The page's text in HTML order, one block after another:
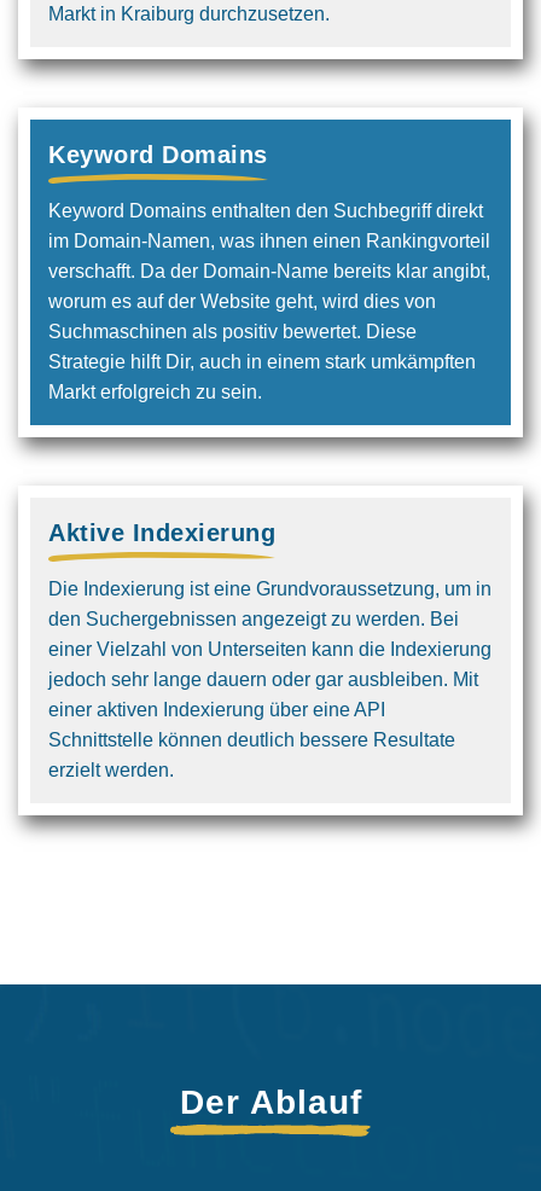
Markt in Kraiburg durchzusetzen.
Keyword Domains
Keyword Domains enthalten den Such­begriff direkt
im Domain-Namen, was ihnen einen Rankingvorteil
verschafft. Da der Domain-Name bereits klar angibt,
worum es auf der Website geht, wird dies von
Suchmaschinen als positiv bewertet. Diese
Strategie hilft Dir, auch in einem stark umkämpften
Markt erfolgreich zu sein.
Aktive Indexierung
Die Indexierung ist eine Grundvoraus­setzung, um in
den Suchergebnissen angezeigt zu werden. Bei
einer Vielzahl von Unterseiten kann die Indexierung
jedoch sehr lange dauern oder gar ausbleiben. Mit
einer aktiven Indexierung über eine API
Schnittstelle können deutlich bessere Resultate
erzielt werden.
Der Ablauf